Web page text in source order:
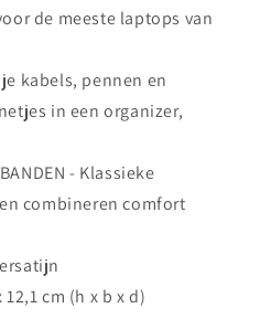
de meeste laptops van
je kabels, pennen en
in een organizer,
- Klassieke
combineren comfort
12,1 cm (h x b x d)